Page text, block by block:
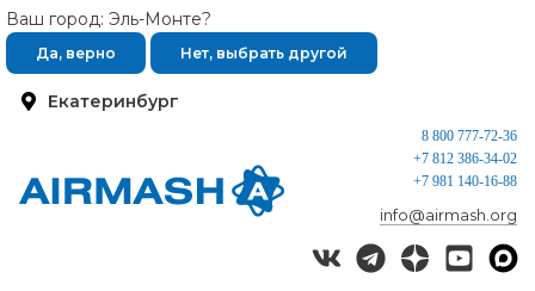
Екатеринбург
Ваш город: Эль-Монте?
Да, верно Нет, выбрать другой
8 800 777-72-36
+7 812 386-34-02
+7 981 140-16-88
info@airmash.org